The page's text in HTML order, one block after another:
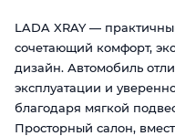
LADA XRAY —
сочетающий комфорт,
дизайн. Автомобиль
эксплуатации и
благодаря мягкой
Просторный салон,